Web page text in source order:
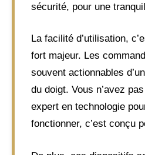
sécurité, pour une
La facilité d’utilisation,
fort majeur. Les
souvent actionnables
du doigt. Vous n’avez
expert en technologie
fonctionner, c’est conçu